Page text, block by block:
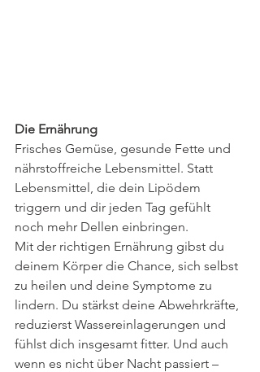
Die Ernährung
Frisches Gemüse, gesunde Fette und
nährstoffreiche Lebensmittel. Statt
Lebensmittel, die dein Lipödem
triggern und dir jeden Tag gefühlt
noch mehr Dellen einbringen.
Mit der richtigen Ernährung gibst du
deinem Körper die Chance, sich selbst
zu heilen und deine Symptome zu
lindern. Du stärkst deine Abwehrkräfte,
reduzierst Wassereinlagerungen und
fühlst dich insgesamt fitter. Und auch
wenn es nicht über Nacht passiert –